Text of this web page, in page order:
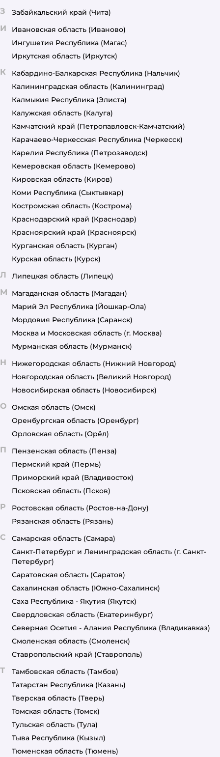
З Забайкальский край (Чита)
И Ивановская область (Иваново)
Ингушетия Республика (Магас)
Иркутская область (Иркутск)
К Кабардино-Балкарская Республика (Нальчик)
Калининградская область (Калининград)
Калмыкия Республика (Элиста)
Калужская область (Калуга)
Камчатский край (Петропавловск-Камчатский)
Карачаево-Черкесская Республика (Черкесск)
Карелия Республика (Петрозаводск)
Кемеровская область (Кемерово)
Кировская область (Киров)
Коми Республика (Сыктывкар)
Костромская область (Кострома)
Краснодарский край (Краснодар)
Красноярский край (Красноярск)
Курганская область (Курган)
Курская область (Курск)
Л Липецкая область (Липецк)
М Магаданская область (Магадан)
Марий Эл Республика (Йошкар-Ола)
Мордовия Республика (Саранск)
Москва и Московская область (г. Москва)
Мурманская область (Мурманск)
Н Нижегородская область (Нижний Новгород)
Новгородская область (Великий Новгород)
Новосибирская область (Новосибирск)
О Омская область (Омск)
Оренбургская область (Оренбург)
Орловская область (Орёл)
П Пензенская область (Пенза)
Пермский край (Пермь)
Приморский край (Владивосток)
Псковская область (Псков)
Р Ростовская область (Ростов-на-Дону)
Рязанская область (Рязань)
С Самарская область (Самара)
Санкт-Петербург и Ленинградская область (г. Санкт-
Петербург)
Саратовская область (Саратов)
Сахалинская область (Южно-Сахалинск)
Саха Республика - Якутия (Якутск)
Свердловская область (Екатеринбург)
Северная Осетия - Алания Республика (Владикавказ)
Смоленская область (Смоленск)
Ставропольский край (Ставрополь)
Т Тамбовская область (Тамбов)
Татарстан Республика (Казань)
Тверская область (Тверь)
Томская область (Томск)
Тульская область (Тула)
Тыва Республика (Кызыл)
Тюменская область (Тюмень)